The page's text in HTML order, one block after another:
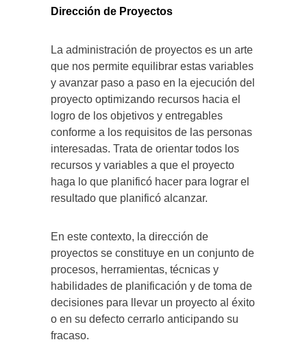
Dirección de Proyectos
La administración de proyectos es un arte
que nos permite equilibrar estas variables
y avanzar paso a paso en la ejecución del
proyecto optimizando recursos hacia el
logro de los objetivos y entregables
conforme a los requisitos de las personas
interesadas. Trata de orientar todos los
recursos y variables a que el proyecto
haga lo que planificó hacer para lograr el
resultado que planificó alcanzar.
En este contexto, la dirección de
proyectos se constituye en un conjunto de
procesos, herramientas, técnicas y
habilidades de planificación y de toma de
decisiones para llevar un proyecto al éxito
o en su defecto cerrarlo anticipando su
fracaso.